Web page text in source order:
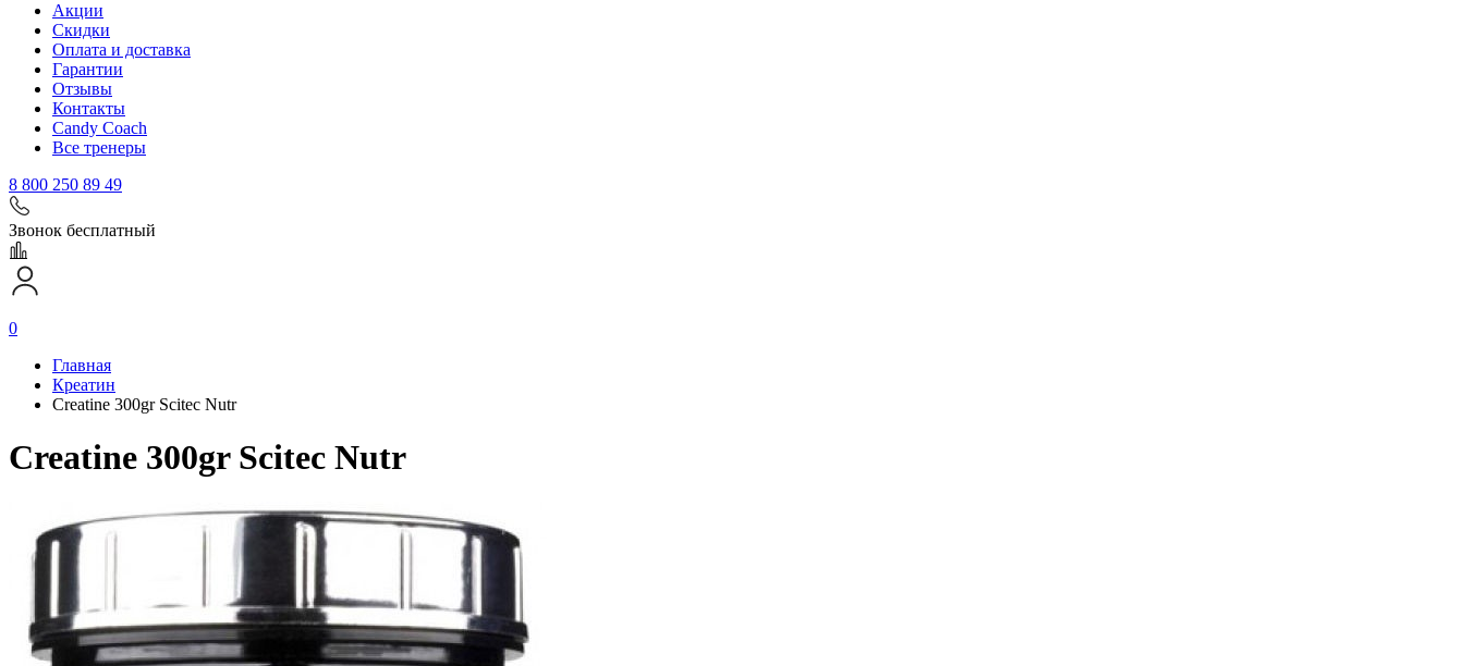
Акции
Скидки
Оплата и доставка
Гарантии
Отзывы
Контакты
Candy Coach
Все тренеры
8 800 250 89 49
Звонок бесплатный
0
Главная
Креатин
Creatine 300gr Scitec Nutr
Creatine 300gr Scitec Nutr